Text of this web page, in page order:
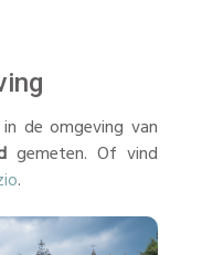
de omgeving van
gemeten. Of vind
.